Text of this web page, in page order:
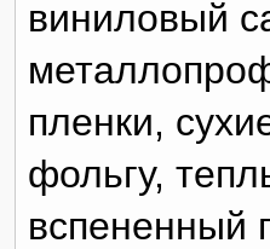
виниловый
пленки,
фольгу,
вспененный